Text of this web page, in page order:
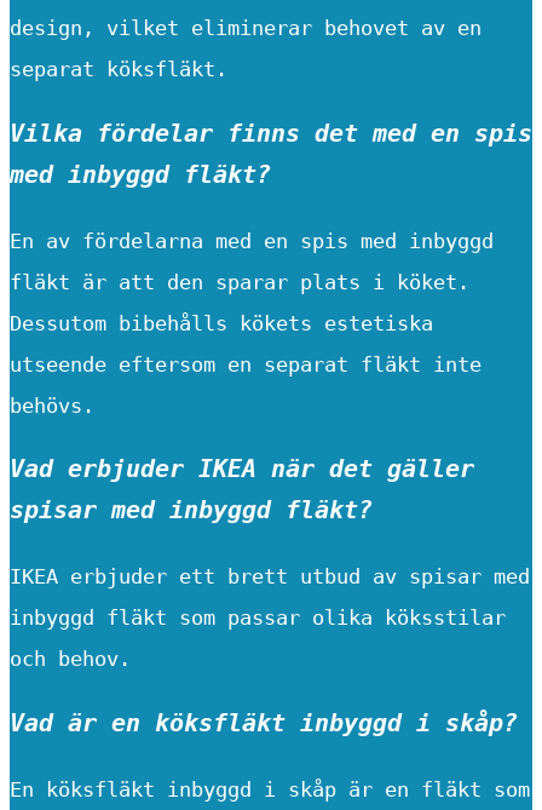
design, vilket eliminerar behovet av en
separat köksfläkt.
Vilka fördelar finns det med en spis
med inbyggd fläkt?
En av fördelarna med en spis med inbyggd
fläkt är att den sparar plats i köket.
Dessutom bibehålls kökets estetiska
utseende eftersom en separat fläkt inte
behövs.
Vad erbjuder IKEA när det gäller
spisar med inbyggd fläkt?
IKEA erbjuder ett brett utbud av spisar med
inbyggd fläkt som passar olika köksstilar
och behov.
Vad är en köksfläkt inbyggd i skåp?
En köksfläkt inbyggd i skåp är en fläkt som